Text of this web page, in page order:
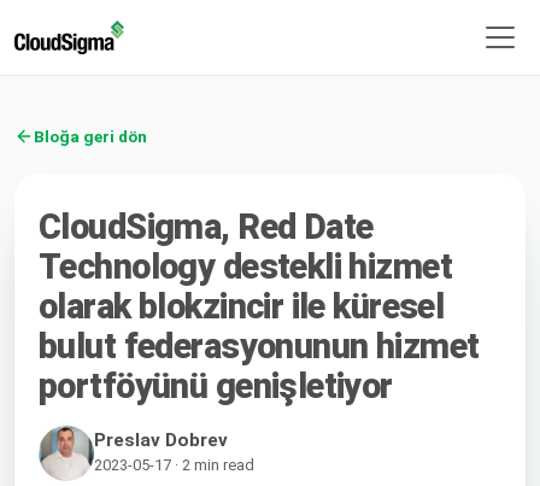
Bloğa geri dön
CloudSigma, Red Date
Technology destekli hizmet
olarak blokzincir ile küresel
bulut federasyonunun hizmet
portföyünü genişletiyor
Preslav Dobrev
2023-05-17 · 2 min read